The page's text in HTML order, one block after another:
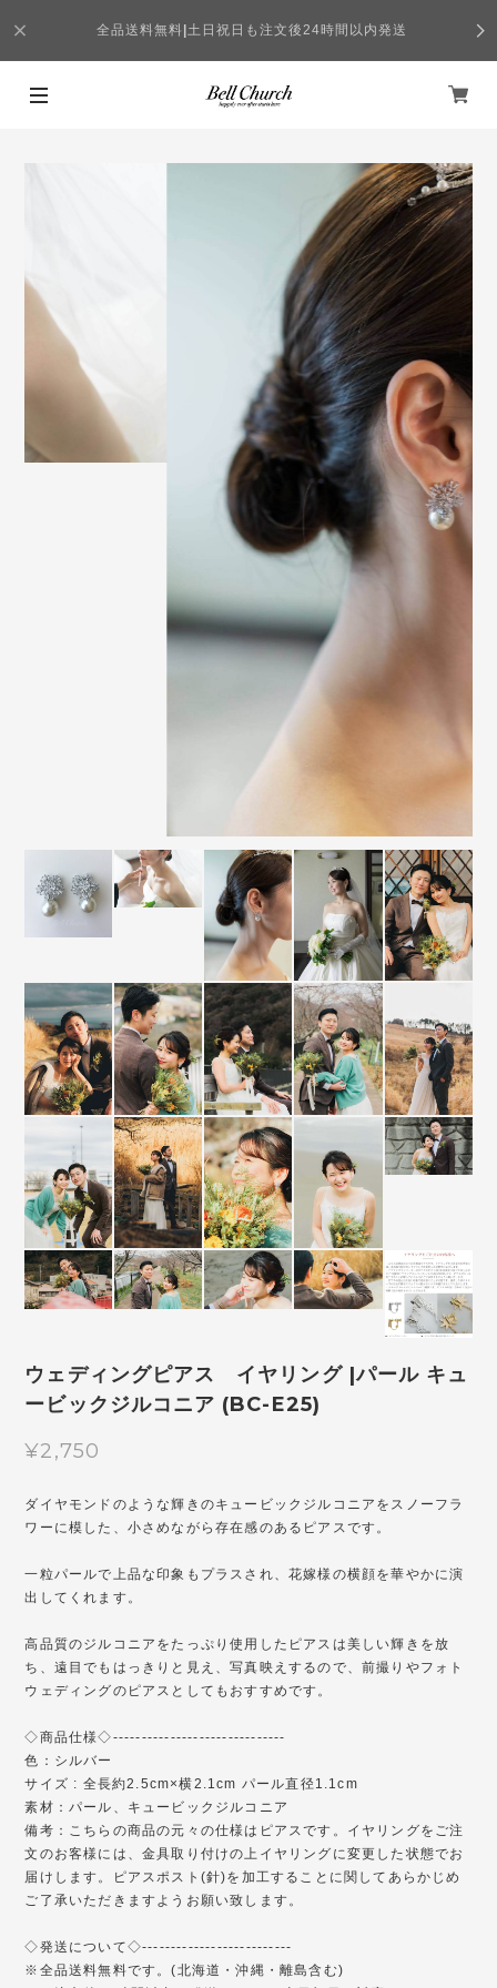
全品送料無料 土日祝日も注文後24時間以内発送
ウェディングピアス イヤリング |パール キュ
ービックジルコニア (BC-E25)
¥2,750
ダイヤモンドのような輝きのキュービックジルコニアをスノーフラ
ワーに模した、小さめながら存在感のあるピアスです。
一粒パールで上品な印象もプラスされ、花嫁様の横顔を華やかに演
出してくれます。
高品質のジルコニアをたっぷり使用したピアスは美しい輝きを放
ち、遠目でもはっきりと見え、写真映えするので、前撮りやフォト
ウェディングのピアスとしてもおすすめです。
◇商品仕様◇------------------------------
色：シルバー
サイズ : 全長約2.5cm×横2.1cm パール直径1.1cm
素材：パール、キュービックジルコニア
備考：こちらの商品の元々の仕様はピアスです。イヤリングをご注
文のお客様には、金具取り付けの上イヤリングに変更した状態でお
届けします。ピアスポスト(針)を加工することに関してあらかじめ
ご了承いただきますようお願い致します。
◇発送について◇--------------------------
※全品送料無料です。(北海道・沖縄・離島含む)